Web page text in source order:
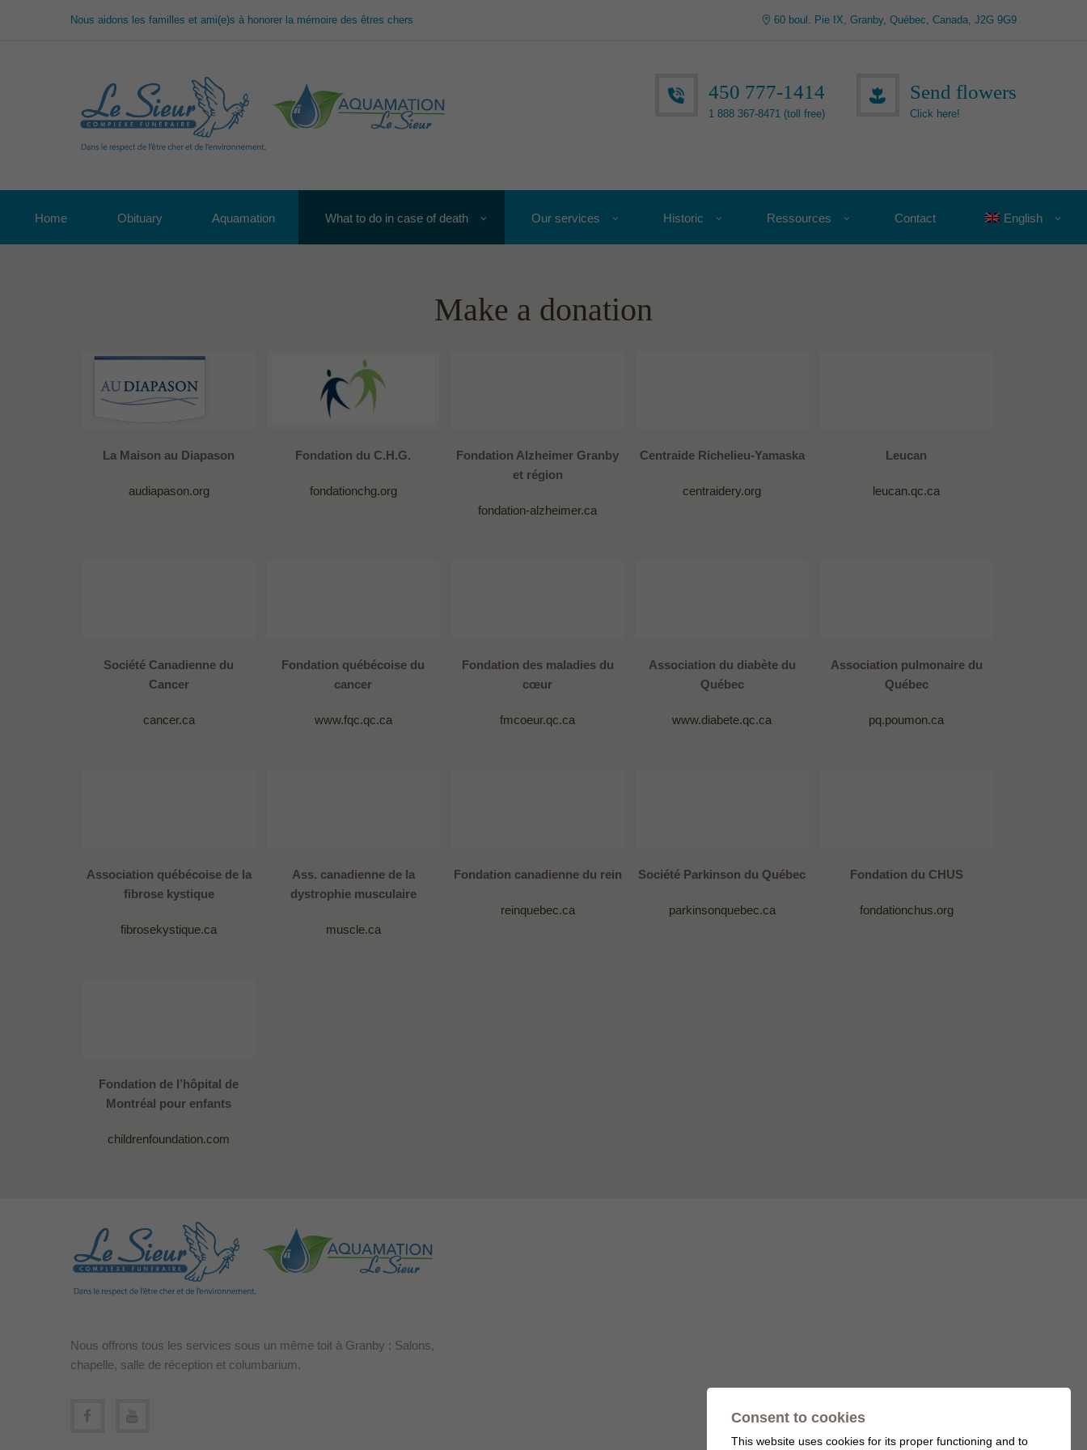
Nous aidons les familles et ami(e)s à honorer la mémoire des êtres chers 60 boul. Pie IX, Granby, Québec, Canada, J2G 9G9
450 777-1414
1 888 367-8471 (toll free)
Send flowers
Click here!
Home Obituary Aquamation What to do in case of death Our services Historic Ressources Contact English
Make a donation
La Maison au Diapason
audiapason.org
Fondation du C.H.G.
fondationchg.org
Fondation Alzheimer Granby
et région
fondation-alzheimer.ca
Centraide Richelieu-Yamaska
centraidery.org
Leucan
leucan.qc.ca
Société Canadienne du
Cancer
cancer.ca
Fondation québécoise du
cancer
www.fqc.qc.ca
Fondation des maladies du
cœur
fmcoeur.qc.ca
Association du diabète du
Québec
www.diabete.qc.ca
Association pulmonaire du
Québec
pq.poumon.ca
Association québécoise de la
fibrose kystique
fibrosekystique.ca
Ass. canadienne de la
dystrophie musculaire
muscle.ca
Fondation canadienne du rein
reinquebec.ca
Société Parkinson du Québec
parkinsonquebec.ca
Fondation du CHUS
fondationchus.org
Fondation de l’hôpital de
Montréal pour enfants
childrenfoundation.com
Nous offrons tous les services sous un même toit à Granby : Salons,
chapelle, salle de réception et columbarium.
Consent to cookies
This website uses cookies for its proper functioning and to